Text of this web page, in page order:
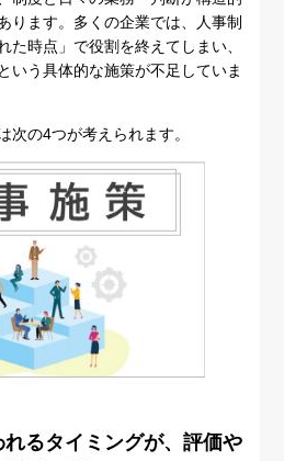
ります。多くの企業では、人事制
た時点」で役割を終えてしまい、
いう具体的な施策が不足していま
次の4つが考えられます。
るタイミングが、評価や